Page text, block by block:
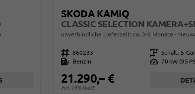
SKODA KAMIQ
unverbindliche Lieferzeit: ca. 3-6 Monate
Fahrzeugnr. 860233 Getriebe Schalt. 5-
Kraftstoff
Benzin Leistung 70 kW (95
21.290,– €
incl. 19% MwSt.